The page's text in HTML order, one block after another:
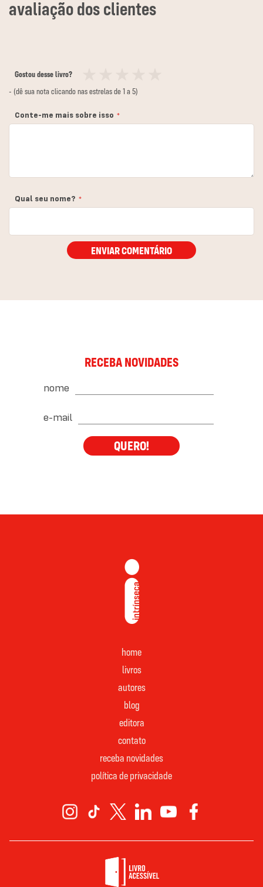
Gostou desse livro?
12
3
4
5
- (dê sua nota clicando nas estrelas de 1 a 5)
Conte-me mais sobre isso
Qual seu nome?
ENVIAR COMENTÁRIO
RECEBA NOVIDADES
nome
e-mail
QUERO!
home
livros
autores
blog
editora
contato
receba novidades
política de privacidade